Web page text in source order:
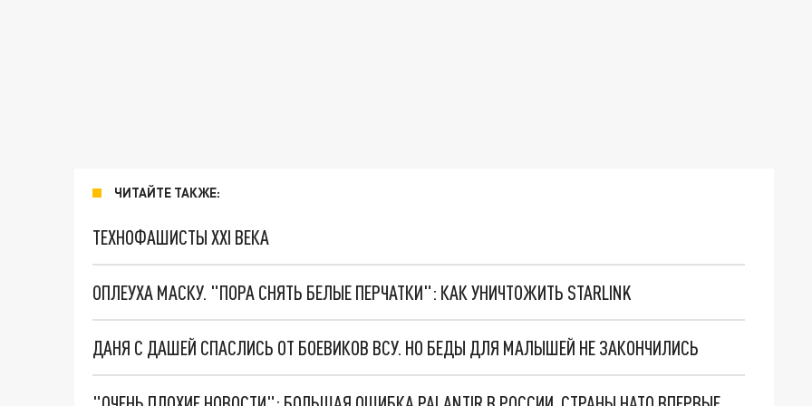
ЧИТАЙТЕ ТАКЖЕ:
ТЕХНОФАШИСТЫ XXI ВЕКА
ОПЛЕУХА МАСКУ. "ПОРА СНЯТЬ БЕЛЫЕ ПЕРЧАТКИ": КАК УНИЧТОЖИТЬ STARLINK
ДАНЯ С ДАШЕЙ СПАСЛИСЬ ОТ БОЕВИКОВ ВСУ. НО БЕДЫ ДЛЯ МАЛЫШЕЙ НЕ ЗАКОНЧИЛИСЬ